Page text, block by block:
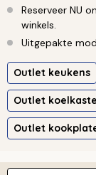
Reserveer NU
winkels.
Uitgepakte
Outlet keukens
Outlet
Outlet